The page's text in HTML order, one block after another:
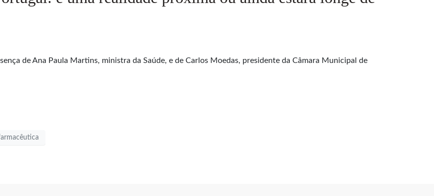
de Ana Paula Martins, ministra da Saúde, e de Carlos Moedas, presidente da Câmara Municipal de